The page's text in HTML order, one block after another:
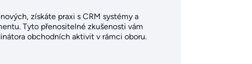
získáte praxi s CRM systémy a
Tyto přenositelné zkušenosti vám
obchodních aktivit v rámci oboru.